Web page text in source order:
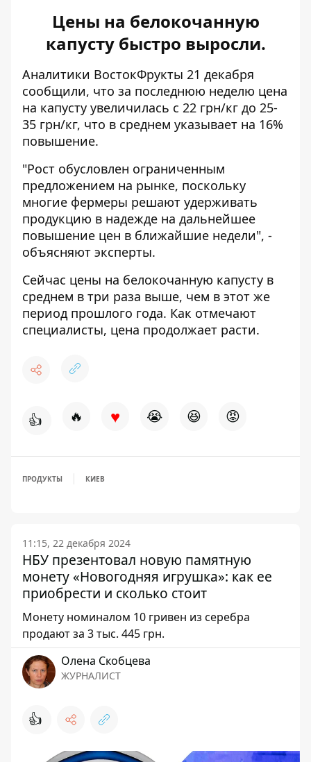
Цены на белокочанную
капусту быстро выросли.
Аналитики ВостокФрукты 21 декабря
сообщили, что за последнюю неделю цена
на капусту увеличилась с 22 грн/кг до 25-
35 грн/кг, что в среднем указывает на 16%
повышение.
"Рост обусловлен ограниченным
предложением на рынке, поскольку
многие фермеры решают удерживать
продукцию в надежде на дальнейшее
повышение цен в ближайшие недели", -
объясняют эксперты.
Сейчас цены на белокочанную капусту в
среднем в три раза выше, чем в этот же
период прошлого года. Как отмечают
специалисты, цена продолжает расти.
👍 🔥 ♥ 😭 😆 😡
ПРОДУКТЫ КИЕВ
11:15, 22 декабря 2024
НБУ презентовал новую памятную
монету «Новогодняя игрушка»: как ее
приобрести и сколько стоит
Монету номиналом 10 гривен из серебра
продают за 3 тыс. 445 грн.
Олена Скобцева
ЖУРНАЛИСТ
👍